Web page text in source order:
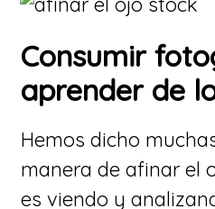
Consumir
aprender de
Hemos dicho
manera de afinar el
es viendo y